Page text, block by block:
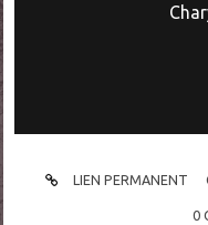
LIEN PERMANENT
0